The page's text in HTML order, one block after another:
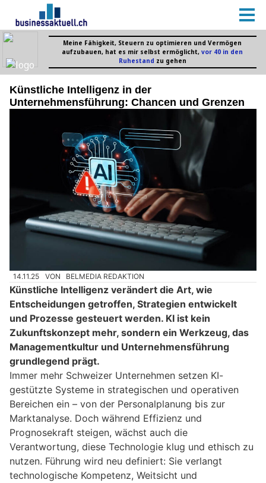
Künstliche Intelligenz in der
Unternehmensführung: Chancen und Grenzen
14.11.25 VON BELMEDIA REDAKTION
Künstliche Intelligenz verändert die Art, wie
Entscheidungen getroffen, Strategien entwickelt
und Prozesse gesteuert werden. KI ist kein
Zukunftskonzept mehr, sondern ein Werkzeug, das
Managementkultur und Unternehmensführung
grundlegend prägt.
Immer mehr Schweizer Unternehmen setzen KI-
gestützte Systeme in strategischen und operativen
Bereichen ein – von der Personalplanung bis zur
Marktanalyse. Doch während Effizienz und
Prognosekraft steigen, wächst auch die
Verantwortung, diese Technologie klug und ethisch zu
nutzen. Führung wird neu definiert: Sie verlangt
technologische Kompetenz, Weitsicht und